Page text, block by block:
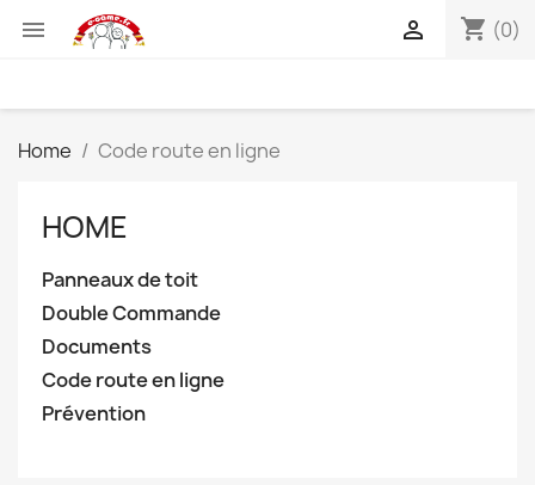
 shopping_cart (0)

Home Code route en ligne
HOME
Panneaux de toit
Double Commande
Documents
Code route en ligne
Prévention